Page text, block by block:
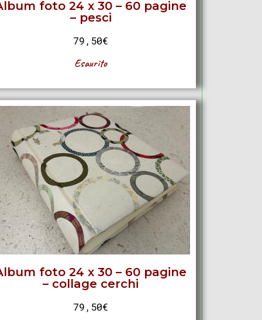
foto 24 x 30 – 60 pagine
– pesci
79,50€
Esaurito
foto 24 x 30 – 60 pagine
– collage cerchi
79,50€